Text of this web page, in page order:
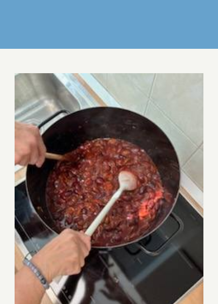
GALERIJA
KONTAKT
OD VRTA DO LONCA: DOMAČA SLIVOVA
MARMELADA